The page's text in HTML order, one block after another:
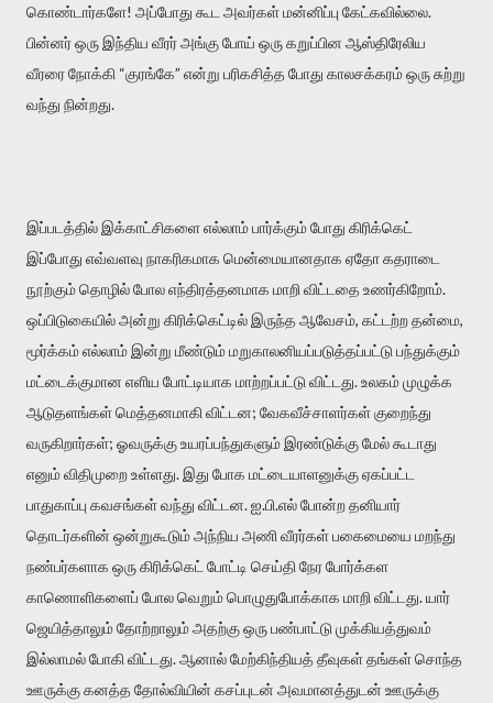
கொண்டார்களே! அப்போது கூட அவர்கள் மன்னிப்பு கேட்கவில்லை.
பின்னர் ஒரு இந்திய வீரர் அங்கு போய் ஒரு கறுப்பின ஆஸ்திரேலிய
வீரரை நோக்கி “குரங்கே” என்று பரிகசித்த போது காலசக்கரம் ஒரு சுற்று
வந்து நின்றது.
இப்படத்தில் இக்காட்சிகளை எல்லாம் பார்க்கும் போது கிரிக்கெட்
இப்போது எவ்வளவு நாகரிகமாக மென்மையானதாக ஏதோ கதராடை
நூற்கும் தொழில் போல எந்திரத்தனமாக மாறி விட்டதை உணர்கிறோம்.
ஒப்பிடுகையில் அன்று கிரிக்கெட்டில் இருந்த ஆவேசம், கட்டற்ற தன்மை,
மூர்க்கம் எல்லாம் இன்று மீண்டும் மறுகாலனியப்படுத்தப்பட்டு பந்துக்கும்
மட்டைக்குமான எளிய போட்டியாக மாற்றப்பட்டு விட்டது. உலகம் முழுக்க
ஆடுதளங்கள் மெத்தனமாகி விட்டன; வேகவீச்சாளர்கள் குறைந்து
வருகிறார்கள்; ஓவருக்கு உயரப்பந்துகளும் இரண்டுக்கு மேல் கூடாது
எனும் விதிமுறை உள்ளது. இது போக மட்டையாளனுக்கு ஏகப்பட்ட
பாதுகாப்பு கவசங்கள் வந்து விட்டன. ஐ.பி.எல் போன்ற தனியார்
தொடர்களின் ஒன்றுகூடும் அந்நிய அணி வீரர்கள் பகைமையை மறந்து
நண்பர்களாக ஒரு கிரிக்கெட் போட்டி செய்தி நேர போர்க்கள
காணொளிகளைப் போல வெறும் பொழுதுபோக்காக மாறி விட்டது. யார்
ஜெயித்தாலும் தோற்றாலும் அதற்கு ஒரு பண்பாட்டு முக்கியத்துவம்
இல்லாமல் போகி விட்டது. ஆனால் மேற்கிந்தியத் தீவுகள் தங்கள் சொந்த
ஊருக்கு கனத்த தோல்வியின் கசப்புடன் அவமானத்துடன் ஊருக்கு